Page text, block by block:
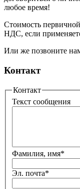
любое время!
Стоимость
НДС, если
Или же позвоните
Контакт
Контакт
Текст сообщения
Фамилия, имя*
Эл. почта*